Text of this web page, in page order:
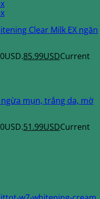
Clear Milk EX ngăn
85.99USDCurrent
mụn, trắng da, mờ
51.99USDCurrent